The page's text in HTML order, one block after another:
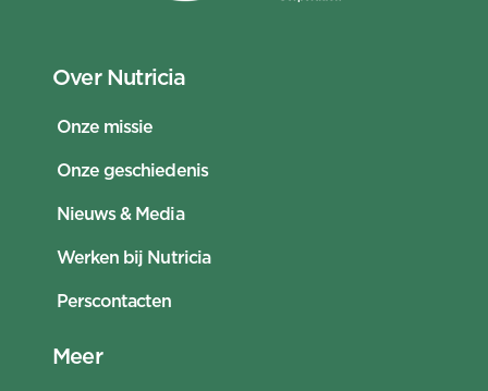
Over Nutricia
Onze missie
Onze geschiedenis
Nieuws & Media
Werken bij Nutricia
Perscontacten
Meer